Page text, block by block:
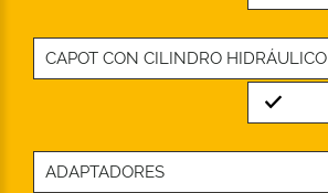
CAPOT CON CILINDRO HIDRÁULICO
Standard
ADAPTADORES